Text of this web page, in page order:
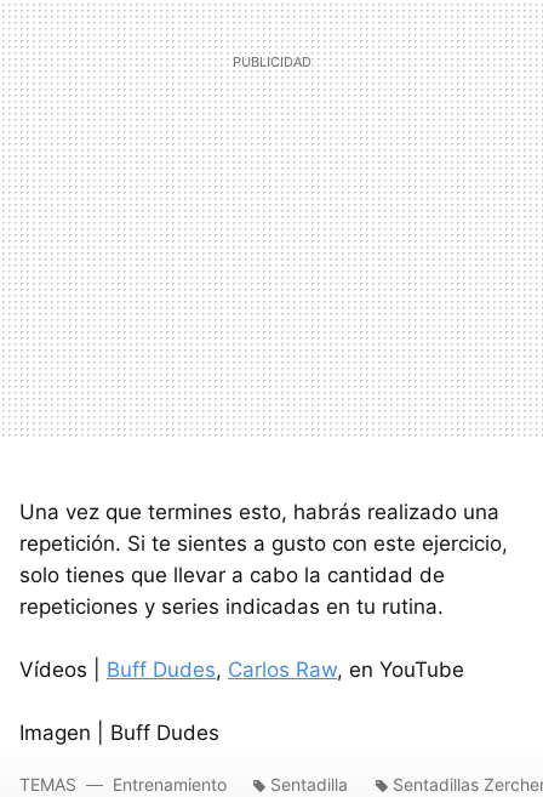
Una vez que termines esto, habrás realizado una
repetición. Si te sientes a gusto con este ejercicio,
solo tienes que llevar a cabo la cantidad de
repeticiones y series indicadas en tu rutina.
Vídeos | Buff Dudes, Carlos Raw, en YouTube
Imagen | Buff Dudes
TEMAS Entrenamiento Sentadilla Sentadillas